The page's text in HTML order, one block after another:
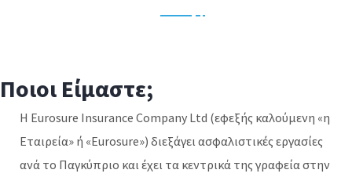
Ποιοι Είμαστε;
H Eurosure Insurance Company Ltd (εφεξής καλούμενη «η
Εταιρεία» ή «Eurosure») διεξάγει ασφαλιστικές εργασίες
ανά το Παγκύπριο και έχει τα κεντρικά της γραφεία στην